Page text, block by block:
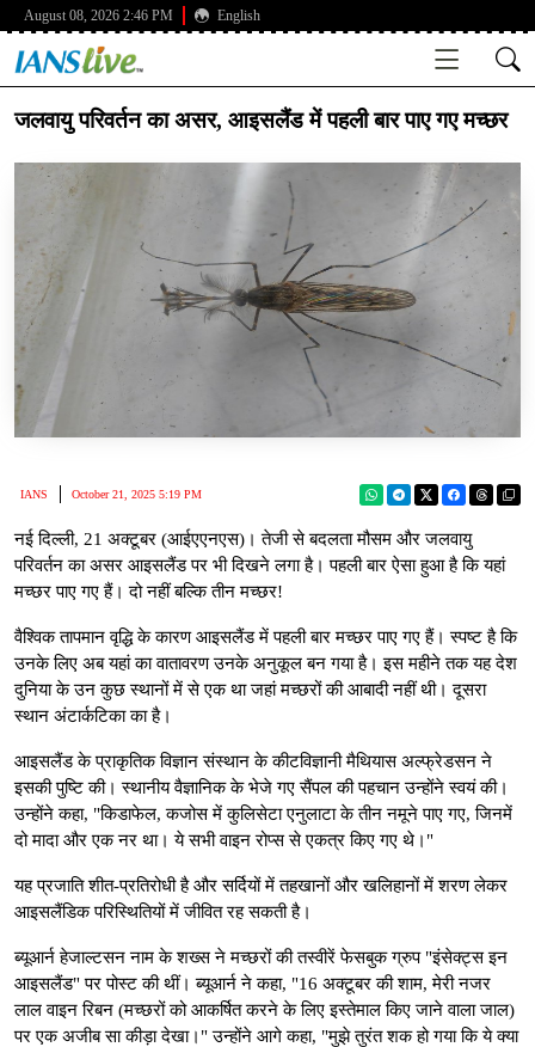
August 08, 2026 2:46 PM English
जलवायु परिवर्तन का असर, आइसलैंड में पहली बार पाए गए मच्छर
IANS October 21, 2025 5:19 PM
नई दिल्ली, 21 अक्टूबर (आईएएनएस)। तेजी से बदलता मौसम और जलवायु
परिवर्तन का असर आइसलैंड पर भी दिखने लगा है। पहली बार ऐसा हुआ है कि यहां
मच्छर पाए गए हैं। दो नहीं बल्कि तीन मच्छर!
वैश्विक तापमान वृद्धि के कारण आइसलैंड में पहली बार मच्छर पाए गए हैं। स्पष्ट है कि
उनके लिए अब यहां का वातावरण उनके अनुकूल बन गया है। इस महीने तक यह देश
दुनिया के उन कुछ स्थानों में से एक था जहां मच्छरों की आबादी नहीं थी। दूसरा
स्थान अंटार्कटिका का है।
आइसलैंड के प्राकृतिक विज्ञान संस्थान के कीटविज्ञानी मैथियास अल्फ्रेडसन ने
इसकी पुष्टि की। स्थानीय वैज्ञानिक के भेजे गए सैंपल की पहचान उन्होंने स्वयं की।
उन्होंने कहा, "किडाफेल, कजोस में कुलिसेटा एनुलाटा के तीन नमूने पाए गए, जिनमें
दो मादा और एक नर था। ये सभी वाइन रोप्स से एकत्र किए गए थे।"
यह प्रजाति शीत-प्रतिरोधी है और सर्दियों में तहखानों और खलिहानों में शरण लेकर
आइसलैंडिक परिस्थितियों में जीवित रह सकती है।
ब्यूआर्न हेजाल्टसन नाम के शख्स ने मच्छरों की तस्वीरें फेसबुक ग्रुप "इंसेक्ट्स इन
आइसलैंड" पर पोस्ट की थीं। ब्यूआर्न ने कहा, "16 अक्टूबर की शाम, मेरी नजर
लाल वाइन रिबन (मच्छरों को आकर्षित करने के लिए इस्तेमाल किए जाने वाला जाल)
पर एक अजीब सा कीड़ा देखा।" उन्होंने आगे कहा, "मुझे तुरंत शक हो गया कि ये क्या